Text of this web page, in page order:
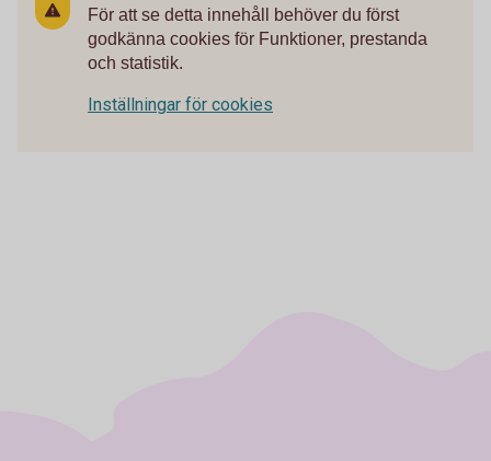
För att se detta innehåll behöver du först
godkänna cookies för Funktioner, prestanda
och statistik.
Inställningar för cookies